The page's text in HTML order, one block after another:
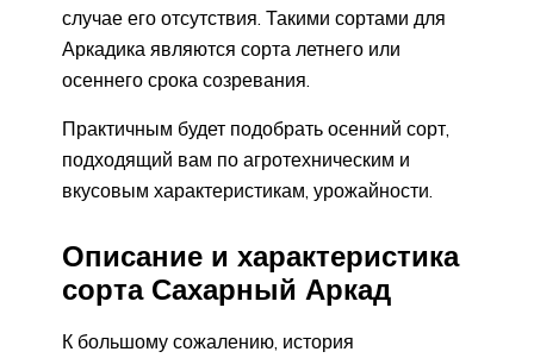
случае его отсутствия. Такими сортами для
Аркадика являются сорта летнего или
осеннего срока созревания.
Практичным будет подобрать осенний сорт,
подходящий вам по агротехническим и
вкусовым характеристикам, урожайности.
Описание и характеристика
сорта Сахарный Аркад
К большому сожалению, история